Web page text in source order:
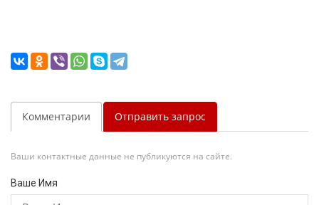
Комментарии Отправить запрос
Ваши контактные данные не публикуются на сайте.
Ваше Имя